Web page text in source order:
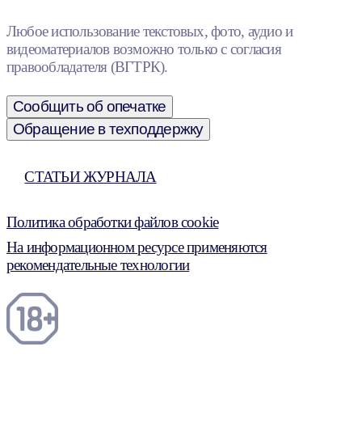
Любое использование текстовых, фото, аудио и
видеоматериалов возможно только с согласия
правообладателя (ВГТРК).
Сообщить об опечатке
Обращение в техподдержку
СТАТЬИ ЖУРНАЛА
Политика обработки файлов cookie
На информационном ресурсе применяются
рекомендательные технологии